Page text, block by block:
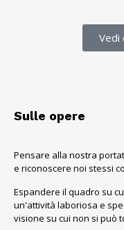
Vedi
Sulle opere
Pensare alla nostra
e riconoscere noi stessi
Espandere il quadro su
un'attività laboriosa e
visione su cui non si può